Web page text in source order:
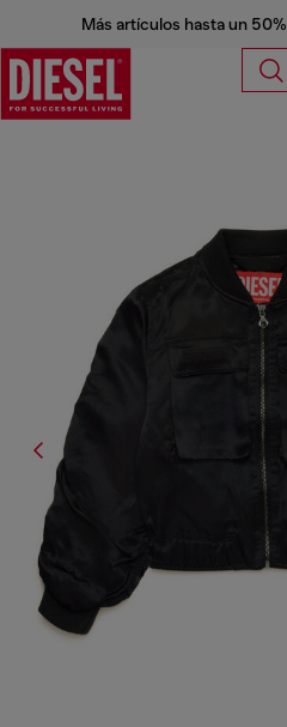
Más artículos hasta un